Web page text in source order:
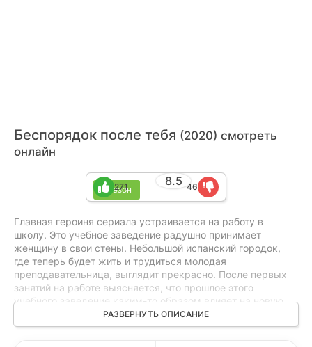
Беспорядок после тебя (2020) смотреть
онлайн
1 сезон
8.5
271 46
Главная героиня сериала устраивается на работу в
школу. Это учебное заведение радушно принимает
женщину в свои стены. Небольшой испанский городок,
где теперь будет жить и трудиться молодая
преподавательница, выглядит прекрасно. После первых
занятий на работе выясняется, что прошлое этого
учебного заведение каким-то образом влияет на новую
преподавательницу. Она чувствует какое-то странное
давление и преследование, связанное со смертью,
РАЗВЕРНУТЬ ОПИСАНИЕ